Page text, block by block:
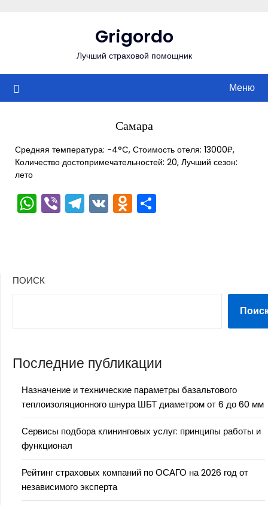
Grigordo
Лучший страховой помощник
Меню
Самара
Средняя температура: -4°C, Стоимость отеля: 13000₽,
Количество достопримечательностей: 20, Лучший сезон:
лето
WhatsApp
ViberTelegram
VKOdnoklassniki
ПОИСК
Последние публикации
Назначение и технические параметры базальтового
теплоизоляционного шнура ШБТ диаметром от 6 до 60 мм
Сервисы подбора клининговых услуг: принципы работы и
функционал
Рейтинг страховых компаний по ОСАГО на 2026 год от
независимого эксперта